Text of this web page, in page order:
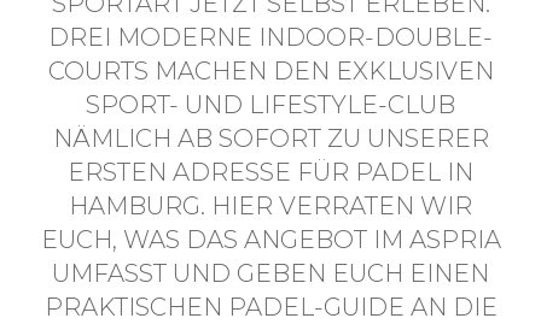
DREI MODERNE INDOOR-DOUBLE-
COURTS MACHEN DEN EXKLUSIVEN
SPORT- UND LIFESTYLE-CLUB
NÄMLICH AB SOFORT ZU UNSERER
ERSTEN ADRESSE FÜR PADEL IN
HAMBURG. HIER VERRATEN WIR
EUCH, WAS DAS ANGEBOT IM ASPRIA
UMFASST UND GEBEN EUCH EINEN
PRAKTISCHEN PADEL-GUIDE AN DIE